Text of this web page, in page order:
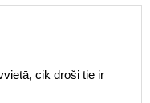
cik droši tie ir